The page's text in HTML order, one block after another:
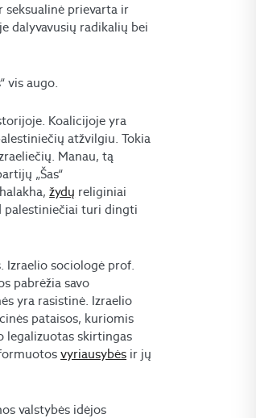
seksualinė prievarta ir
dalyvavusių radikalių bei
vis augo.
Koalicijoje yra
atžvilgiu. Tokia
Manau, tą
„Šas“
žydų religiniai
palestiniečiai turi dingti
Izraelio sociologė prof.
pabrėžia savo
yra rasistinė. Izraelio
pataisos, kuriomis
legalizuotas skirtingas
vyriausybės ir jų
valstybės idėjos